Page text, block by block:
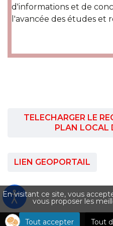
d'informations et de
l'avancée des études et
TELECHARGER LE
PLAN LOCAL
LIEN GEOPORTAIL
En visitant ce site, vous
vous proposer les
Tout accepter Tout